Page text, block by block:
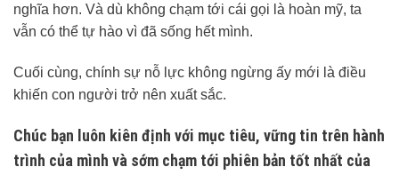
nghĩa hơn. Và dù không chạm tới cái gọi là hoàn mỹ, ta
vẫn có thể tự hào vì đã sống hết mình.
Cuối cùng, chính sự nỗ lực không ngừng ấy mới là điều
khiến con người trở nên xuất sắc.
Chúc bạn luôn kiên định với mục tiêu, vững tin trên hành
trình của mình và sớm chạm tới phiên bản tốt nhất của